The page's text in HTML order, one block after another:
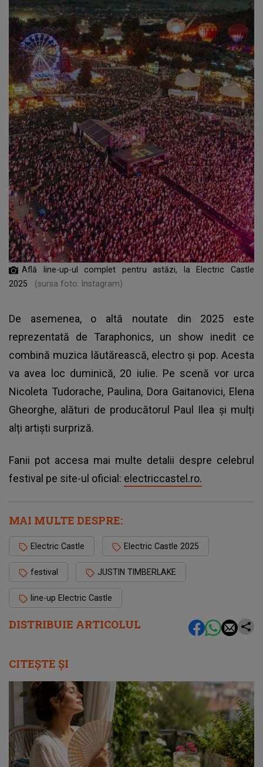
DISTRIBUIE ARTICOLUL
Află line-up-ul complet pentru astăzi, la Electric Castle
2025
(sursa foto: Instagram)
De asemenea, o altă noutate din 2025 este
reprezentată de Taraphonics, un show inedit ce
combină muzica lăutărească, electro și pop. Acesta
va avea loc duminică, 20 iulie. Pe scenă vor urca
Nicoleta Tudorache, Paulina, Dora Gaitanovici, Elena
Gheorghe, alături de producătorul Paul Ilea și mulți
alți artiști surpriză.
Fanii pot accesa mai multe detalii despre celebrul
festival pe site-ul oficial: electriccastel.ro.
MAI MULTE DESPRE:
Electric Castle Electric Castle 2025
festival JUSTIN TIMBERLAKE
line-up Electric Castle
CITEȘTE ȘI